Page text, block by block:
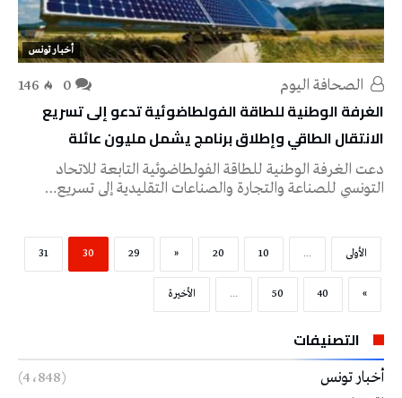
أخبار تونس
146
الغرفة الوطنية للطاقة الفولطاضوئية تدعو إلى تسريع
الانتقال الطاقي وإطلاق برنامج يشمل مليون عائلة
دعت الغرفة الوطنية للطاقة الفولطاضوئية التابعة للاتحاد
التونسي للصناعة والتجارة والصناعات التقليدية إلى تسريع…
‫الأولى‬ ...
10
20
«
29
30
31
»
40
50
... ‫الأخيرة‬
التصنيفات
أخبار تونس
(4٬848)